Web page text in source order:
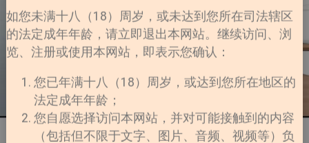
如您未满十八（18）周岁，或未达到您所在司法辖区
的法定成年年龄，请立即退出本网站。继续访问、浏
览、注册或使用本网站，即表示您确认：
您已年满十八（18）周岁，或达到您所在地区的
法定成年年龄；
您自愿选择访问本网站，并对可能接触到的内容
（包括但不限于文字、图片、音频、视频等）负